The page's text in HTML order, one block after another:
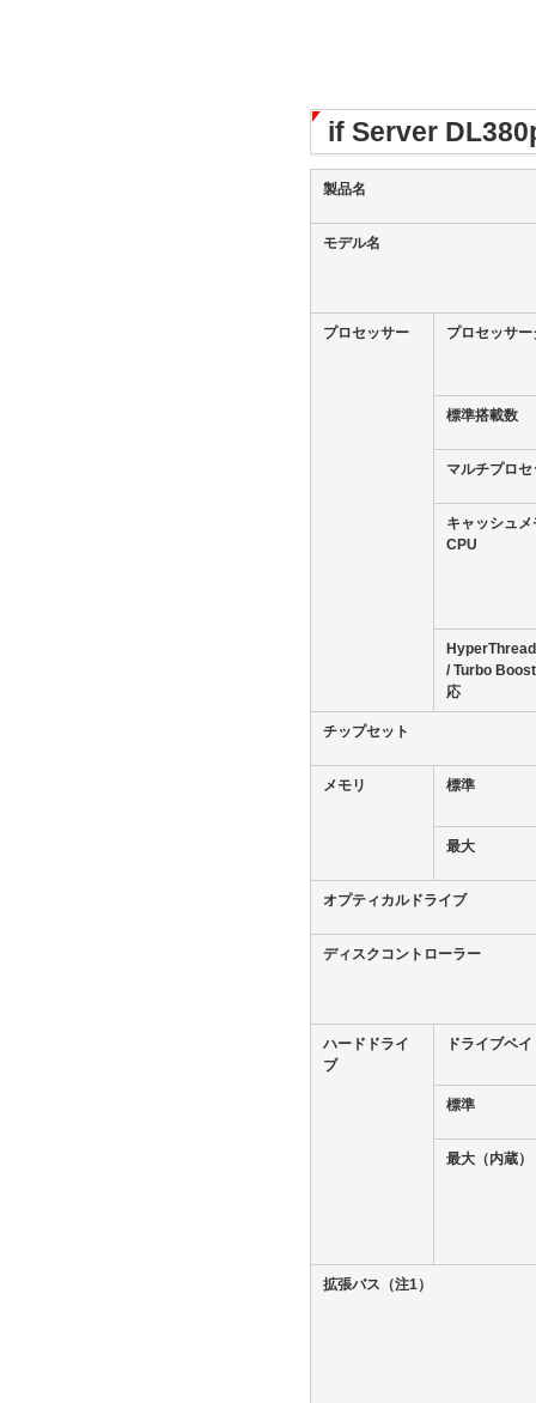
if Server
製品名
モデル名
プロセッサー プロセッサ
標準搭載数
マルチプロ
キャッシュ
CPU
/ Turbo
応
チップセット
メモリ 標準
最大
オプティカルドライブ
ディスクコントローラー
ハードドライ
ブ
ドライブベイ
標準
最大（内蔵）
拡張バス （注1）